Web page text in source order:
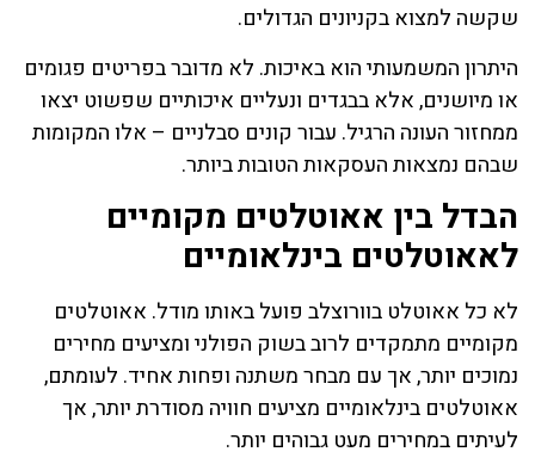
שקשה למצוא בקניונים הגדולים.
היתרון המשמעותי הוא באיכות. לא מדובר בפריטים פגומים
או מיושנים, אלא בבגדים ונעליים איכותיים שפשוט יצאו
ממחזור העונה הרגיל. עבור קונים סבלניים – אלו המקומות
שבהם נמצאות העסקאות הטובות ביותר.
הבדל בין אאוטלטים מקומיים
לאאוטלטים בינלאומיים
לא כל אאוטלט בוורוצלב פועל באותו מודל. אאוטלטים
מקומיים מתמקדים לרוב בשוק הפולני ומציעים מחירים
נמוכים יותר, אך עם מבחר משתנה ופחות אחיד. לעומתם,
אאוטלטים בינלאומיים מציעים חוויה מסודרת יותר, אך
לעיתים במחירים מעט גבוהים יותר.